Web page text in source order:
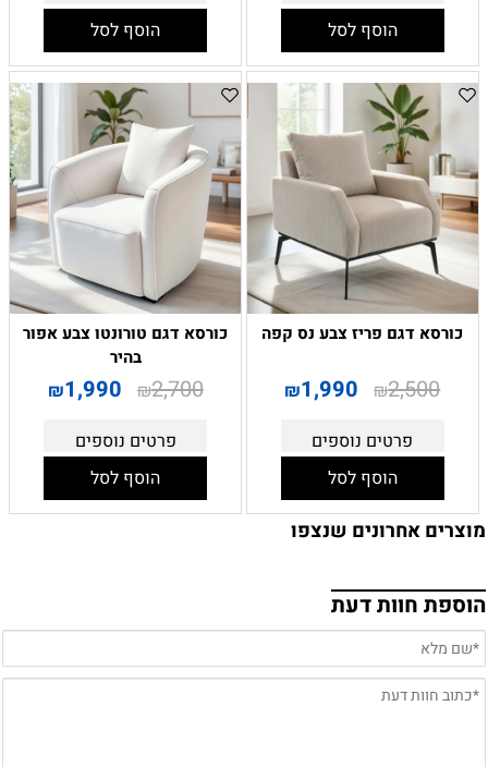
הוסף לסל
הוסף לסל
כורסא דגם פריז צבע נס קפה
₪2,500
₪1,990
פרטים נוספים
הוסף לסל
כורסא דגם טורונטו צבע אפור
בהיר
₪2,700
₪1,990
פרטים נוספים
הוסף לסל
מוצרים אחרונים שנצפו
הוספת חוות דעת